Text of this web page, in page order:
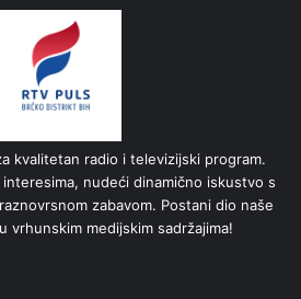
kvalitetan radio i televizijski program.
interesima, nudeći dinamično iskustvo s
zabavom. Postani dio naše
vrhunskim medijskim sadržajima!